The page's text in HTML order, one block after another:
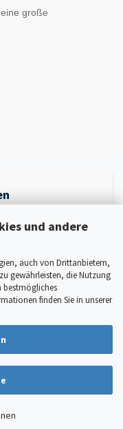
und andere
auch von Drittanbietern,
gewährleisten, die Nutzung
bestmögliches
finden Sie in unserer
große